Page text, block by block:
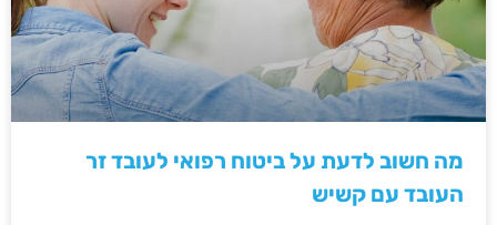
מה חשוב לדעת על ביטוח רפואי לעובד זר
העובד עם קשיש